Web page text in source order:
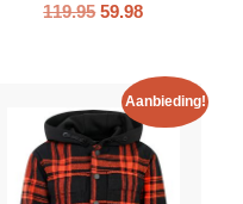
119.95 59.98
Aanbieding!